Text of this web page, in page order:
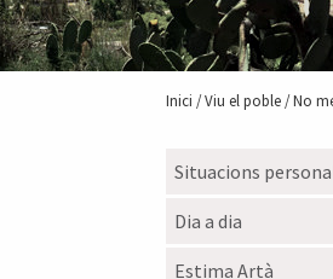
Inici /Viu el poble / No
Situacions
Dia a dia
Estima Artà